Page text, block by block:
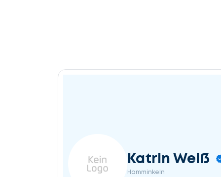
Katrin Weiß
Hamminkeln